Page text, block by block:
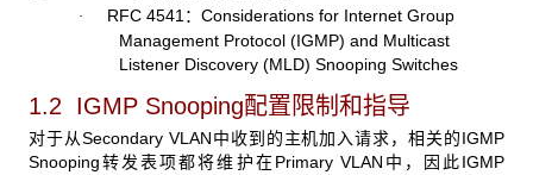
· RFC 4541：Considerations for Internet Group
Management Protocol (IGMP) and Multicast
Listener Discovery (MLD) Snooping Switches
1.2 IGMP Snooping配置限制和指导
对于从Secondary VLAN中收到的主机加入请求，相关的IGMP
Snooping转发表项都将维护在Primary VLAN中，因此IGMP